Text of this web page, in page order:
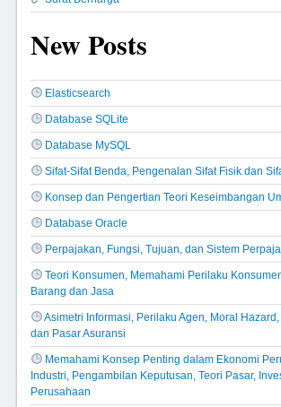
New Posts
Elasticsearch
Database SQLite
Database MySQL
Sifat-Sifat Benda, Pengenalan Sifat Fisik dan
Konsep dan Pengertian Teori Keseimbangan
Database Oracle
Perpajakan, Fungsi, Tujuan, dan Sistem
Teori Konsumen, Memahami Perilaku
Barang dan Jasa
Asimetri Informasi, Perilaku Agen, Moral
dan Pasar Asuransi
Memahami Konsep Penting dalam Ekonomi
Industri, Pengambilan Keputusan, Teori Pasar,
Perusahaan